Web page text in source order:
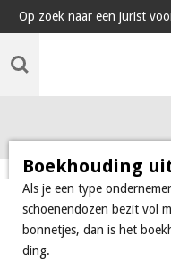
Ga
naar
hoofdinhoud
Op zoek naar een jurist
Boekhouding
Als je een type
schoenendozen bezit vol
bonnetjes, dan is het
ding.